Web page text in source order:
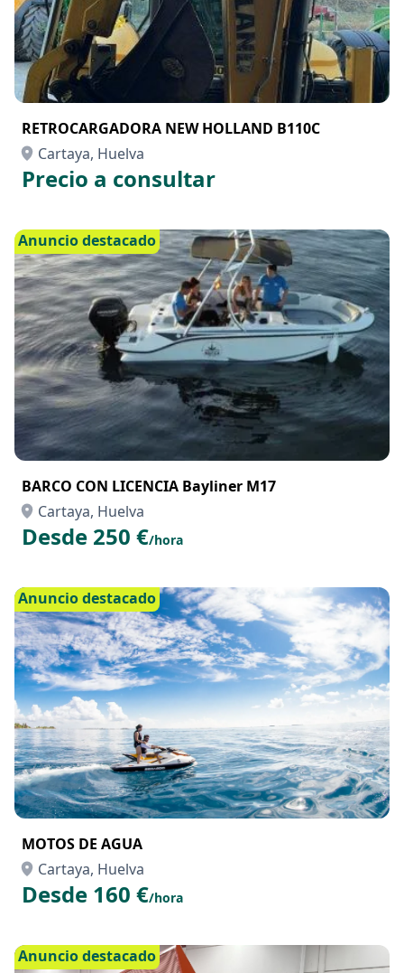
RETROCARGADORA NEW HOLLAND B110C
Cartaya, Huelva
Precio a consultar
Anuncio destacado
BARCO CON LICENCIA Bayliner M17
Cartaya, Huelva
Desde 250 €/hora
Anuncio destacado
MOTOS DE AGUA
Cartaya, Huelva
Desde 160 €/hora
Anuncio destacado